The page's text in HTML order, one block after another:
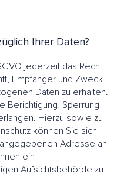
Ihrer Daten?
jederzeit das Recht
Empfänger und Zweck
Daten zu erhalten.
Berichtigung, Sperrung
Hierzu sowie zu
können Sie sich
Adresse an
ein
Aufsichtsbehörde zu.